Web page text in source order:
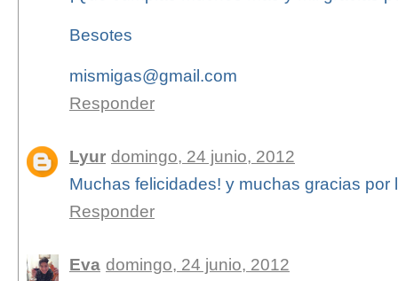
Besotes
mismigas@gmail.com
Responder
Lyur domingo, 24 junio, 2012
Muchas felicidades! y muchas gracias por
Responder
Eva domingo, 24 junio, 2012